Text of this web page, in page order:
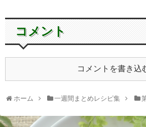
コメント
コメントを書き込
ホーム 一週間まとめレシピ集